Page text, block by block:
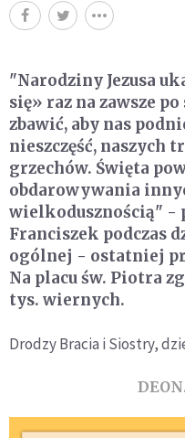
"Narodziny Jezusa
się» raz na zawsze
zbawić, aby nas
nieszczęść, naszych
grzechów. Święta
obdarowywania
wielkodusznością" -
Franciszek podczas
ogólnej - ostatniej
Na placu św. Piotra
tys. wiernych.
Drodzy Bracia i Siostry,